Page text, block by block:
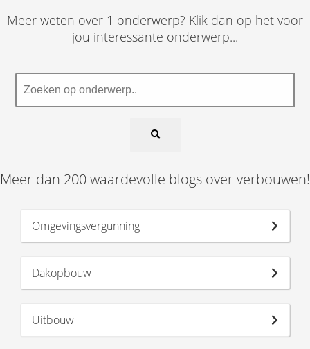
Meer weten over 1 onderwerp? Klik dan op het voor
jou interessante onderwerp...
Meer dan 200 waardevolle blogs over verbouwen!
Omgevingsvergunning
Dakopbouw
Uitbouw